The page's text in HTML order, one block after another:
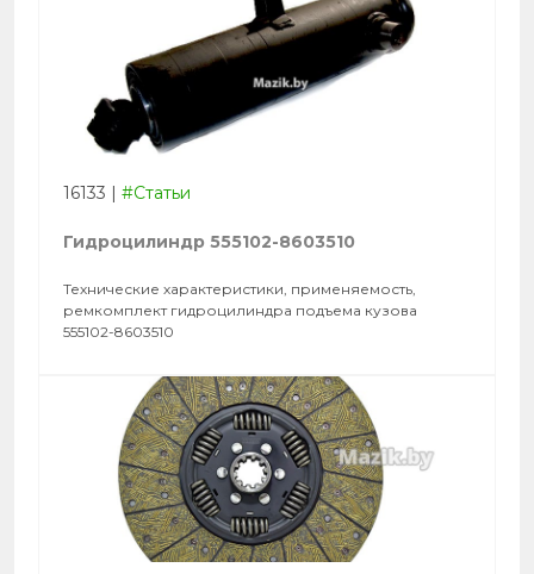
16133 | #Статьи
Гидроцилиндр 555102-8603510
Технические характеристики, применяемость,
ремкомплект гидроцилиндра подъема кузова
555102-8603510